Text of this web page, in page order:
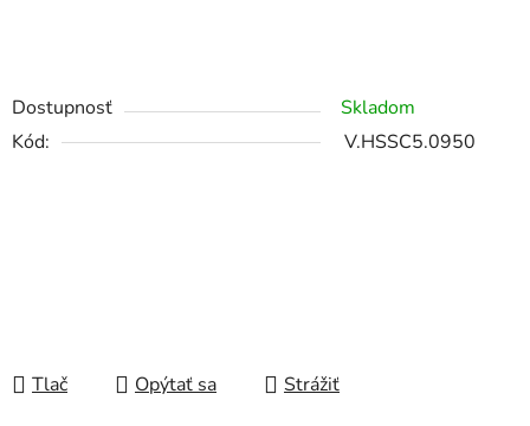
Dostupnosť
Skladom
Kód:
V.HSSC5.0950
Tlač Opýtať sa Strážiť